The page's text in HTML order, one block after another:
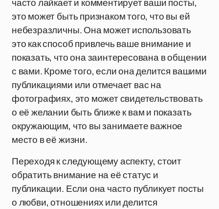
это может быть признаком того, что вы ей
небезразличны. Она может использовать
это как способ привлечь ваше внимание и
показать, что она заинтересована в общении
с вами. Кроме того, если она делится вашими
публикациями или отмечает вас на
фотографиях, это может свидетельствовать
о её желании быть ближе к вам и показать
окружающим, что вы занимаете важное
место в её жизни.
Переходя к следующему аспекту, стоит
обратить внимание на её статус и
публикации. Если она часто публикует посты
о любви, отношениях или делится